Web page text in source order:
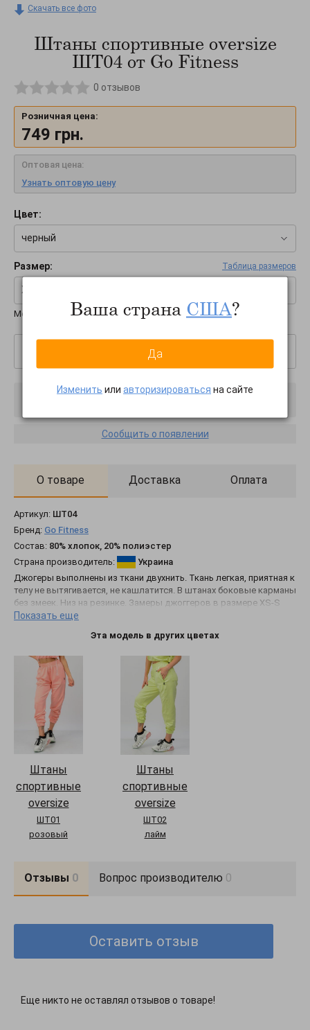
Скачать все фото
Штаны спортивные oversize
ШТ04 от Go Fitness
0 отзывов
Розничная цена:
749 грн.
Оптовая цена:
Узнать оптовую цену
Цвет:
черный
Размер: Таблица размеров
XS-S
Международные размеры: S-M-L
Товар отключен
Сообщить о появлении
О товаре Доставка Оплата
Артикул: ШТ04
Бренд: Go Fitness
Состав: 80% хлопок, 20% полиэстер
Страна производитель:
Украина
Джогеры выполнены из ткани двухнить. Ткань легкая, приятная к
телу не вытягивается, не кашлатится. В штанах боковые карманы
без змеек. Низ на резинке. Замеры джоггеров в размере XS-S
(длина по боковому шву 98,7 см., ширина в районе бедер 52 см.)
см.) XL-XXl (длина по боковому шву 102.5 см, ширина в районе
Показать еще
Эта модель в других цветах
Штаны
спортивные
oversize
ШТ01
розовый
Штаны
спортивные
oversize
ШТ02
лайм
Отзывы 0 Вопрос производителю 0
Оставить отзыв
Еще никто не оставлял отзывов о товаре!
Ваша страна США?
Да
Изменить или авторизироваться на сайте